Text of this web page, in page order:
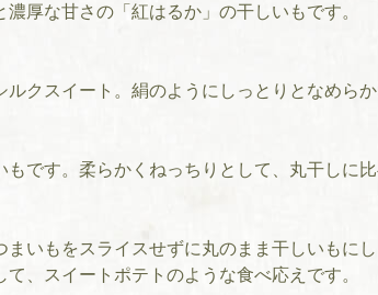
厚な甘さの「紅はるか」の干しいもです。
クスイート。絹のようにしっとりとなめらか
もです。柔らかくねっちりとして、丸干しに
いもをスライスせずに丸のまま干しいもにし
、スイートポテトのような食べ応えです。